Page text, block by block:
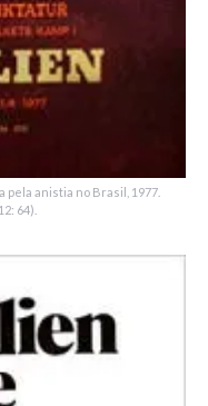
anistia no Brasil, 1977.
64).